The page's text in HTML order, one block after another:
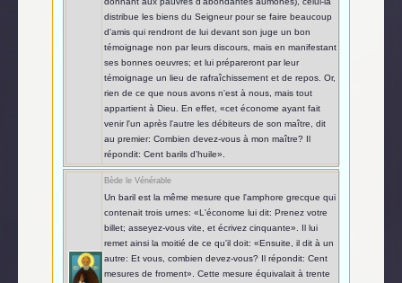
distribue les biens du Seigneur pour se faire beaucoup
d'amis qui rendront de lui devant son juge un bon
témoignage non par leurs discours, mais en manifestant
ses bonnes oeuvres; et lui prépareront par leur
témoignage un lieu de rafraîchissement et de repos. Or,
rien de ce que nous avons n'est à nous, mais tout
appartient à Dieu. En effet, «cet économe ayant fait
venir l'un après l'autre les débiteurs de son maître, dit
au premier: Combien devez-vous à mon maître? Il
répondit: Cent barils d'huile».
Bède le Vénérable
Un baril est la même mesure que l'amphore grecque qui
contenait trois urnes: «L'économe lui dit: Prenez votre
billet; asseyez-vous vite, et écrivez cinquante». Il lui
remet ainsi la moitié de ce qu'il doit: «Ensuite, il dit à un
autre: Et vous, combien devez-vous? Il répondit: Cent
mesures de froment». Cette mesure équivalait à trente